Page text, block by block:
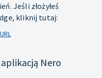
Jeśli złożyłeś
kliknij tutaj:
Nero